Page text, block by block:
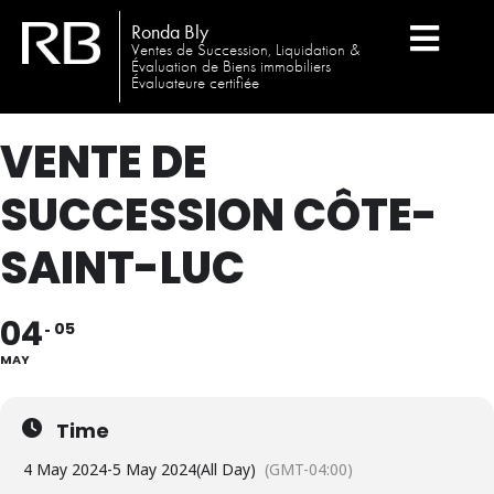
Ronda Bly
Ventes de Succession, Liquidation &
Évaluation de Biens immobiliers
Évaluateure certifiée
VENTE DE
SUCCESSION CÔTE-
SAINT-LUC
04
MAY
05
Time
4 May 2024-5 May 2024(All Day) (GMT-04:00)